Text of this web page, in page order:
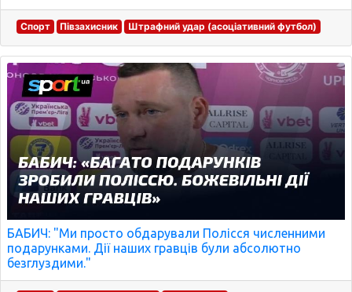
Спорт Півзахисник Штрафний удар (асоціативний футбол)
БАБИЧ: "Ми просто обдарували Полісся численними
подарунками. Дії наших гравців були абсолютно
безглуздими."